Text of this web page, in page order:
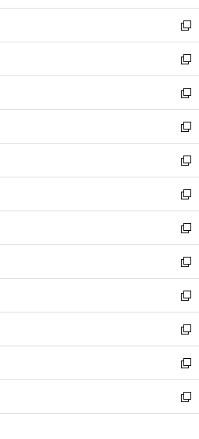
開
く
ウ
で
開
く
ン
ド
ウ
で
開
く
新
し
い
ウ
ィ
ン
ド
ウ
で
開
く
新
し
い
ウ
ィ
ン
ド
ウ
で
開
く
新
し
い
ウ
ィ
ン
ド
ウ
で
開
く
新
し
い
ウ
ィ
ン
ド
ウ
で
開
く
新
し
い
ウ
ィ
ン
ド
ウ
で
開
く
新
し
い
ウ
ィ
ン
ド
ウ
で
開
く
新
し
い
ウ
ィ
ン
ド
ウ
で
開
く
新
し
い
ウ
ィ
ン
ド
ウ
で
開
新
し
い
ウ
ィ
ン
ド
ウ
新
し
い
ウ
ィ
ン
新
し
い
ウ
新
し